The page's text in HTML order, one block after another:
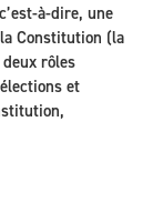
à-dire, une
Constitution (la
rôles
et